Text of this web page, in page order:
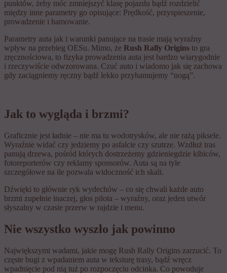
punktów, żeby móc zmniejszyć klasę pojazdu bądź rozdzielić
między inne parametry go opisujące: Prędkość, przyspieszenie,
prowadzenie i hamowanie.
Parametry auta jak i warunki panujące na trasie mają wyraźny
wpływ na przebieg OESu. Mimo, że Rush Rally Origins to gra
zręcznościowa, to fizyka prowadzenia auta jest bardzo wiarygodnie
i rzeczywiście odwzorowana. Czuć auto i wiadomo jak się zachowa
gdy zaciągniemy ręczny bądź lekko przyhamujemy “nogą”.
Jak to wygląda i brzmi?
Graficznie jest ładnie – nie ma tu wodotrysków, ale nie rażą piksele.
Wyraźnie widać czy jedziemy po asfalcie czy szutrze. Wzdłuż tras
panują drzewa, pośród których dostrzeżemy gdzieniegdzie kibiców,
fotoreporterów czy reklamy sponsorów. Auta są na tyle
szczegółowe na ile pozwala widoczność ich skali.
Dźwięki to głównie ryk wydechów – co się chwali każde auto
brzmi zupełnie inaczej, głos pilota – wyraźny, oraz jeden utwór
słyszalny w czasie przerw w rajdzie i menu.
Nie wszystko wyszło jak powinno
Największymi wadami, jakie mogę Rush Rally Origins zarzucić. To
częste bugi z wpadaniem auta w teksturę trasy, bądź wręcz
wpadnięcie pod nią tuż po rozpoczęciu odcinka. Co powoduje